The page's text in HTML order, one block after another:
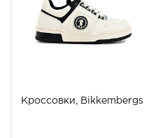
Кроссовки, Bikkembergs